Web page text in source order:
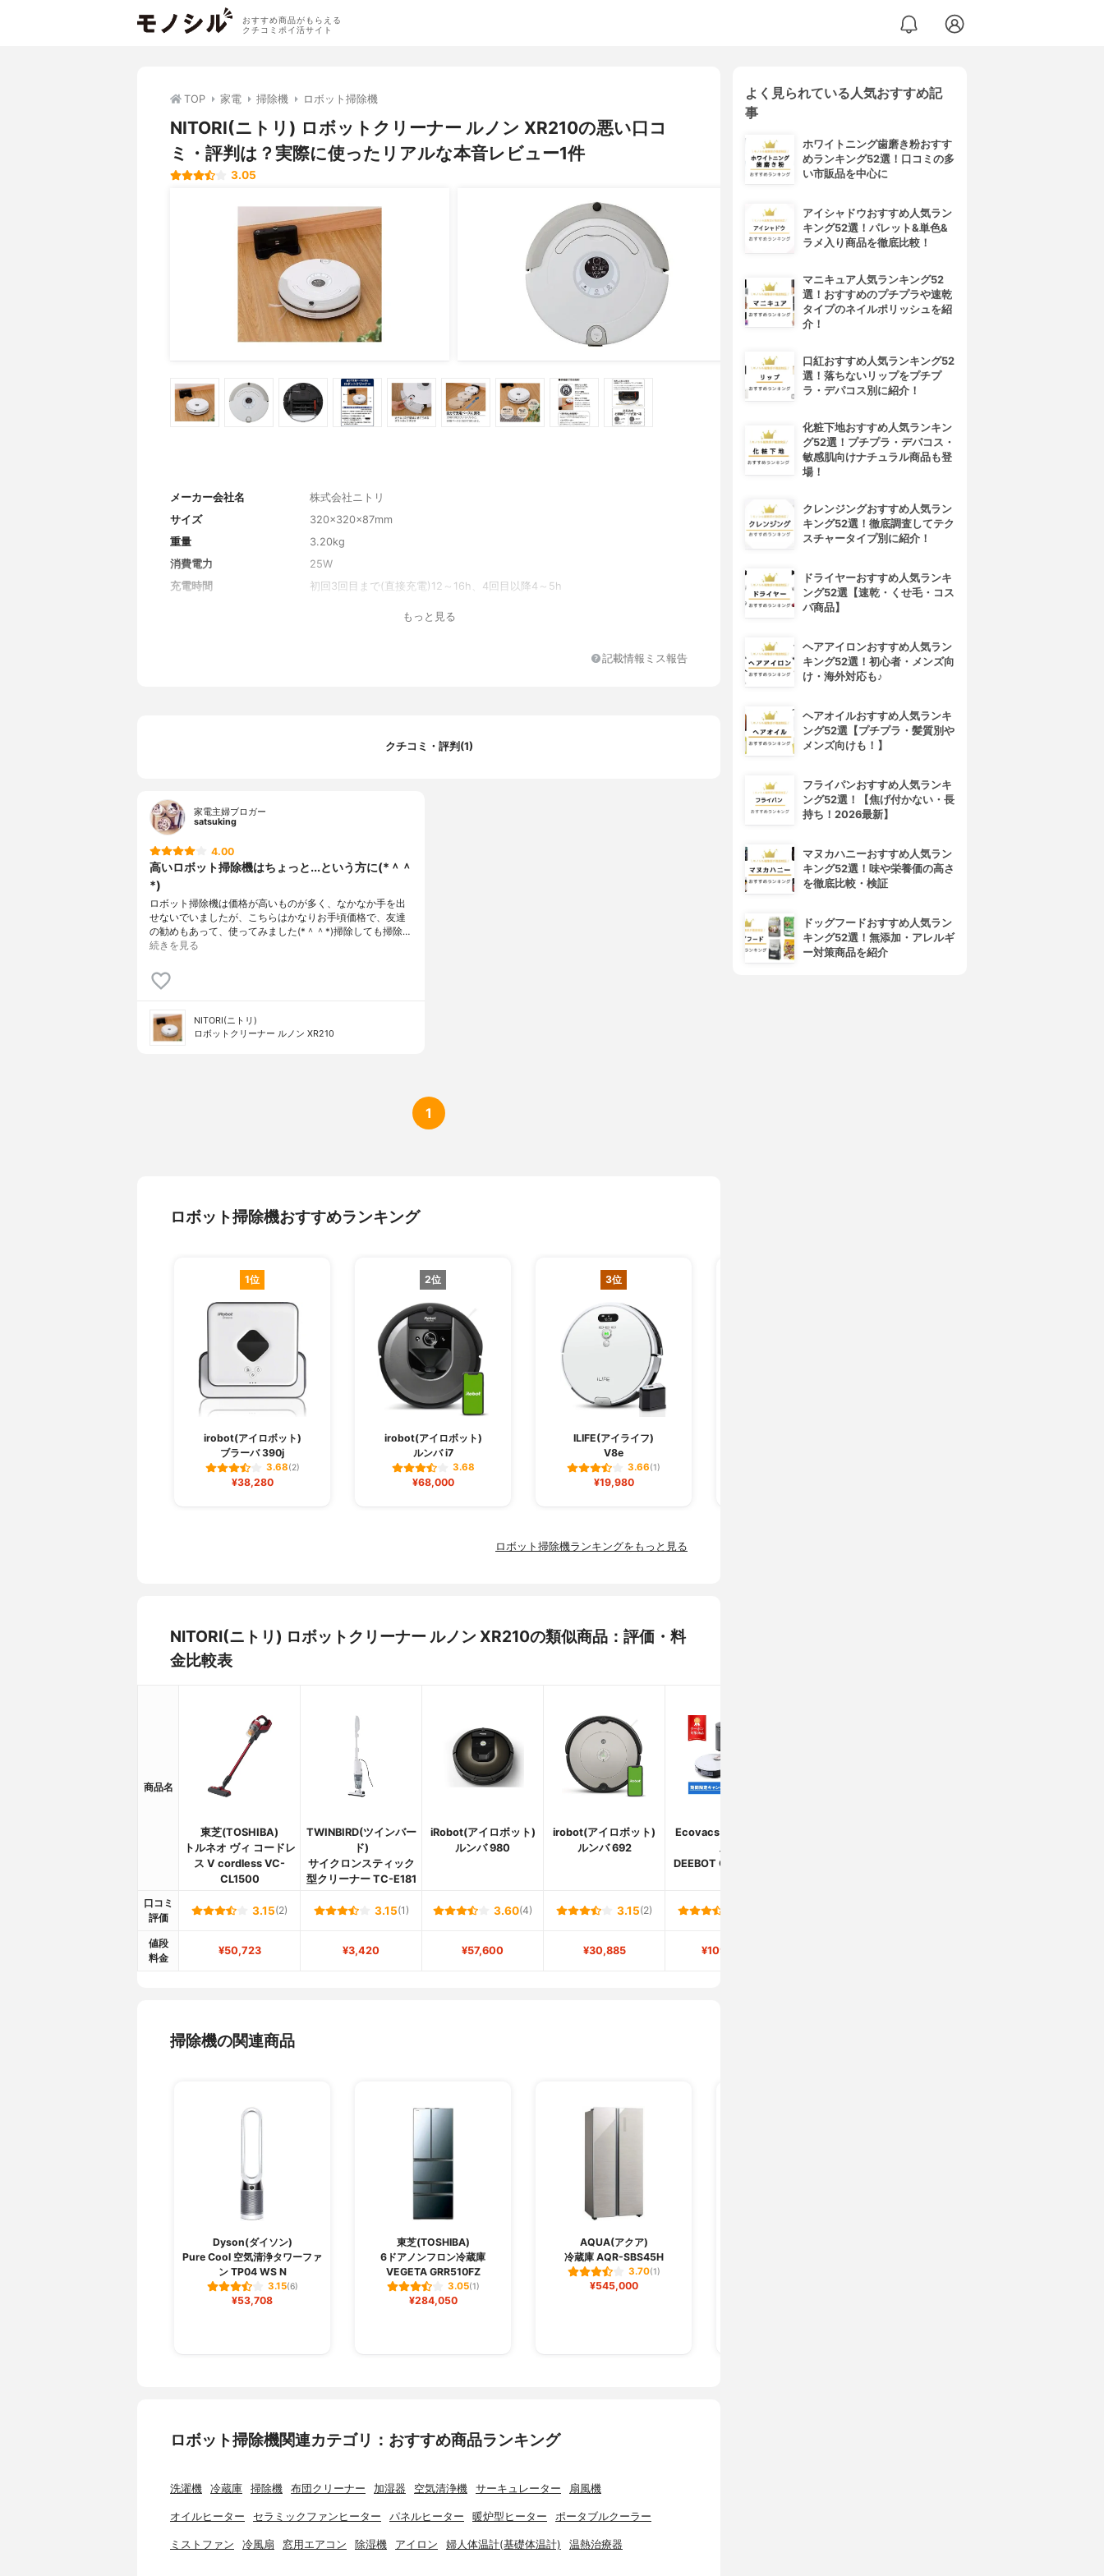
おすすめ商品がもらえる
クチコミポイ活サイト
TOP 家電 掃除機 ロボット掃除機
NITORI(ニトリ) ロボットクリーナー ルノン XR210の悪い口コ
ミ・評判は？実際に使ったリアルな本音レビュー1件
3.05
メーカー会社名
株式会社ニトリ
サイズ
320×320×87mm
重量
3.20kg
消費電力
25W
充電時間
初回3回目まで(直接充電)12～16h、4回目以降4～5h
もっと見る
記載情報ミス報告
クチコミ・評判(1)
家電主婦ブロガー
satsuking
4.00
高いロボット掃除機はちょっと...という方に(*＾＾
*)
ロボット掃除機は価格が高いものが多く、なかなか手を出
せないでいましたが、こちらはかなりお手頃価格で、友達
の勧めもあって、使ってみました(*＾＾*)掃除しても掃除…
続きを見る
NITORI(ニトリ)
ロボットクリーナー ルノン XR210
1
ロボット掃除機おすすめランキング
1位
irobot(アイロボット)
ブラーバ 390j
3.68(2)
¥38,280
2位
irobot(アイロボット)
ルンバ i7
3.68
¥68,000
3位
ILIFE(アイライフ)
V8e
3.66(1)
¥19,980
ロボット掃除機ランキングをもっと見る
NITORI(ニトリ) ロボットクリーナー ルノン XR210の類似商品：評価・料
金比較表
商品名
東芝(TOSHIBA)
トルネオ ヴィ コードレ
ス V cordless VC-
CL1500
TWINBIRD(ツインバー
ド)
サイクロンスティック
型クリーナー TC-E181
iRobot(アイロボット)
ルンバ 980
irobot(アイロボット)
ルンバ 692
Ecovacs(エコバック
DEEBOT OZMO T8 +
口コミ
評価
3.15(2) 3.15(1) 3.60(4) 3.15(2)
値段
料金
¥50,723 ¥3,420 ¥57,600 ¥30,885 ¥109,800
掃除機の関連商品
Dyson(ダイソン)
Pure Cool 空気清浄タワーファ
ン TP04 WS N
3.15(6)
¥53,708
東芝(TOSHIBA)
6ドアノンフロン冷蔵庫
VEGETA GRR510FZ
3.05(1)
¥284,050
AQUA(アクア)
冷蔵庫 AQR-SBS45H
3.70(1)
¥545,000
ロボット掃除機関連カテゴリ：おすすめ商品ランキング
洗濯機 冷蔵庫 掃除機 布団クリーナー 加湿器 空気清浄機 サーキュレーター 扇風機
オイルヒーター セラミックファンヒーター パネルヒーター 暖炉型ヒーター ポータブルクーラー
ミストファン 冷風扇 窓用エアコン 除湿機 アイロン 婦人体温計(基礎体温計) 温熱治療器
よく見られている人気おすすめ記
事
ホワイトニング歯磨き粉おすす
めランキング52選！口コミの多
い市販品を中心に
アイシャドウおすすめ人気ラン
キング52選！パレット&単色&
ラメ入り商品を徹底比較！
マニキュア人気ランキング52
選！おすすめのプチプラや速乾
タイプのネイルポリッシュを紹
介！
口紅おすすめ人気ランキング52
選！落ちないリップをプチプ
ラ・デパコス別に紹介！
化粧下地おすすめ人気ランキン
グ52選！プチプラ・デパコス・
敏感肌向けナチュラル商品も登
場！
クレンジングおすすめ人気ラン
キング52選！徹底調査してテク
スチャータイプ別に紹介！
ドライヤーおすすめ人気ランキ
ング52選【速乾・くせ毛・コス
パ商品】
ヘアアイロンおすすめ人気ラン
キング52選！初心者・メンズ向
け・海外対応も♪
ヘアオイルおすすめ人気ランキ
ング52選【プチプラ・髪質別や
メンズ向けも！】
フライパンおすすめ人気ランキ
ング52選！【焦げ付かない・長
持ち！2026最新】
マヌカハニーおすすめ人気ラン
キング52選！味や栄養価の高さ
を徹底比較・検証
ドッグフードおすすめ人気ラン
キング52選！無添加・アレルギ
ー対策商品を紹介